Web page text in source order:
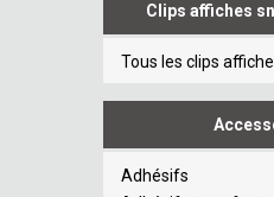
Clips affiches
Tous les clips
Adhésifs